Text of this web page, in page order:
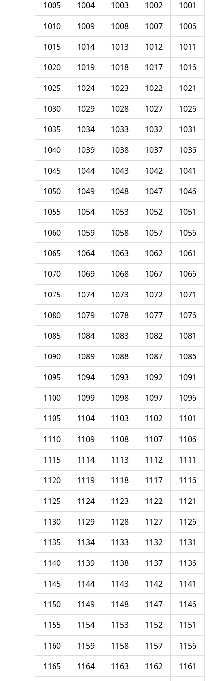
1001
1002
1003
1004
1005
1006
1007
1008
1009
1010
1011
1012
1013
1014
1015
1016
1017
1018
1019
1020
1021
1022
1023
1024
1025
1026
1027
1028
1029
1030
1031
1032
1033
1034
1035
1036
1037
1038
1039
1040
1041
1042
1043
1044
1045
1046
1047
1048
1049
1050
1051
1052
1053
1054
1055
1056
1057
1058
1059
1060
1061
1062
1063
1064
1065
1066
1067
1068
1069
1070
1071
1072
1073
1074
1075
1076
1077
1078
1079
1080
1081
1082
1083
1084
1085
1086
1087
1088
1089
1090
1091
1092
1093
1094
1095
1096
1097
1098
1099
1100
1101
1102
1103
1104
1105
1106
1107
1108
1109
1110
1111
1112
1113
1114
1115
1116
1117
1118
1119
1120
1121
1122
1123
1124
1125
1126
1127
1128
1129
1130
1131
1132
1133
1134
1135
1136
1137
1138
1139
1140
1141
1142
1143
1144
1145
1146
1147
1148
1149
1150
1151
1152
1153
1154
1155
1156
1157
1158
1159
1160
1161
1162
1163
1164
1165